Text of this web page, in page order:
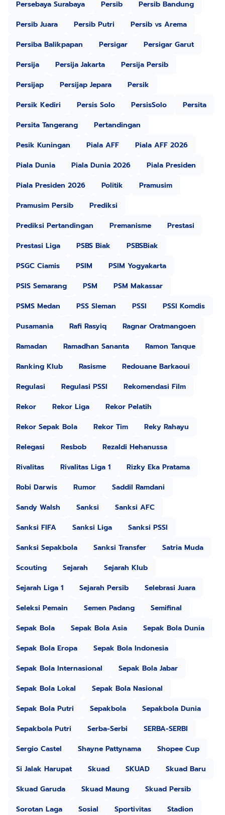
Persebaya Surabaya Persib
Persib Bandung
Persib Juara
Persib Putri
Persib vs Arema
Persiba Balikpapan
Persigar
Persigar Garut
Persija
Persija Jakarta
Persija Persib
Persijap
Persijap Jepara
Persik
Persik Kediri
Persis Solo PersisSolo
Persita
Persita Tangerang
Pertandingan
Pesik Kuningan
Piala AFF
Piala AFF 2026
Piala Dunia
Piala Dunia 2026
Piala Presiden
Piala Presiden 2026
Politik
Pramusim
Pramusim Persib
Prediksi
Prediksi Pertandingan
Premanisme
Prestasi
Prestasi Liga
PSBS Biak
PSBSBiak
PSGC Ciamis
PSIM
PSIM Yogyakarta
PSIS Semarang
PSM
PSM Makassar
PSMS Medan
PSS Sleman PSSI
PSSI Komdis
Pusamania
Rafi Rasyiq
Ragnar Oratmangoen
Ramadan
Ramadhan Sananta
Ramon Tanque
Ranking Klub
Rasisme
Redouane Barkaoui
Regulasi
Regulasi PSSI
Rekomendasi Film
Rekor
Rekor Liga
Rekor Pelatih
Rekor Sepak Bola
Rekor Tim
Reky Rahayu
Relegasi
Resbob
Rezaldi Hehanussa
Rivalitas
Rivalitas Liga 1
Rizky Eka Pratama
Robi Darwis
Rumor
Saddil Ramdani
Sandy Walsh
Sanksi
Sanksi AFC
Sanksi FIFA
Sanksi Liga
Sanksi PSSI
Sanksi Sepakbola
Sanksi Transfer
Satria Muda
Scouting
Sejarah
Sejarah Klub
Sejarah Liga 1
Sejarah Persib
Selebrasi Juara
Seleksi Pemain
Semen Padang
Semifinal
Sepak Bola
Sepak Bola Asia
Sepak Bola Dunia
Sepak Bola Eropa
Sepak Bola Indonesia
Sepak Bola Internasional
Sepak Bola Jabar
Sepak Bola Lokal
Sepak Bola Nasional
Sepak Bola Putri
Sepakbola
Sepakbola Dunia
Sepakbola Putri
Serba-Serbi
SERBA-SERBI
Sergio Castel
Shayne Pattynama
Shopee Cup
Si Jalak Harupat
Skuad SKUAD
Skuad Baru
Skuad Garuda
Skuad Maung
Skuad Persib
Sorotan Laga
Sosial Sportivitas
Stadion